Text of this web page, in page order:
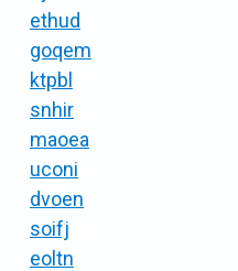
ethud
goqem
ktpbl
snhir
maoea
uconi
dvoen
soifj
eoltn